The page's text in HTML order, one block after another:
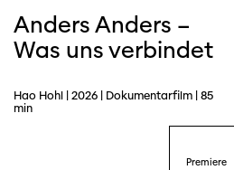
Anders Anders –
Was uns verbindet
Hao Hohl | 2026 | Dokumentarfilm | 85
min
Premiere